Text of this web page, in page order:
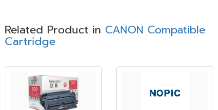
Related Product in CANON Compatible
Cartridge